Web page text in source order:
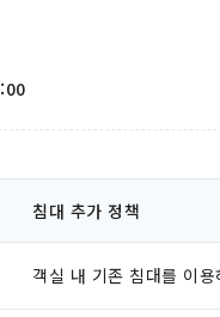
침대 추가 정책
객실 내 기존 침대를 이